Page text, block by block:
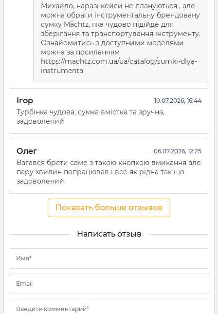
Михайло, наразі кейси не плануються , але
можна обрати інструментальну брендовану
сумку Mächtz, яка чудово підійде для
зберігання та транспортування інструменту.
Ознайомитись з доступними моделями
можна за посиланням
https://machtz.com.ua/ua/catalog/sumki-dlya-
instrumenta
Ігор 10.07.2026, 16:44
Турбінка чудова, сумка вмістка та зручна,
задоволений
Олег 06.07.2026, 12:25
Вагався брати саме з такою кнопкою вмикання але
пару хвилин попрацював і все як рідна так що
задоволений
Показать больше отзывов
Написать отзыв
Имя*
Email
Введите комментарий*